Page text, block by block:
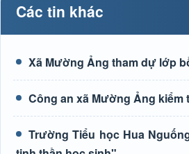
Các tin khác
Xã Mường Ảng tham dự lớp
Công an xã Mường Ảng
Trường Tiểu học Hua